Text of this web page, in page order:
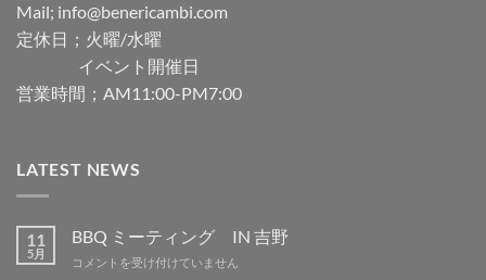
Mail; info@benericambi.com
定休日；火曜/水曜
イベント開催日
営業時間；AM11:00-PM7:00
LATEST NEWS
11
5月
BBQ ミーティング IN 吉野
BBQ
コメントを受け付けていません